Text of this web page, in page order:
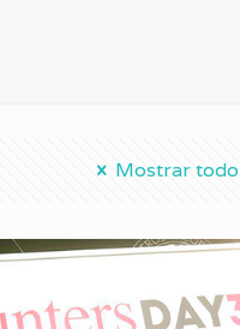
Mostrar todo